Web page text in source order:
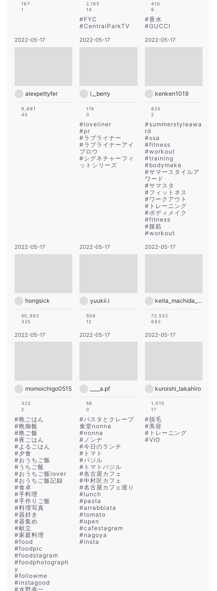
167
1
2,185
14
#FYC
#CentralParkTV
410
6
#香水
#GUCCI
2022-05-17
alexpettyfer
9,881
40
2022-05-17
i__berry
174
0
#loveliner
#pr
#ラブライナー
#ラブライナーアイ
ブロウ
#シグネチャーフィ
ットシリーズ
2022-05-17
kenken1019
825
2
#summerstyleawa
rd
#ssa
#fitness
#workout
#training
#bodymake
#サマースタイルア
ワード
#サマスタ
#フィットネス
#ワークアウト
# トレーニング
#ボディメイク
#fitness
#腹筋
#workout
2022-05-17
hongsick
50,982
325
2022-05-17
yuukii.i
506
12
2022-05-17
keita_machida_official
72,532
692
2022-05-17
momoichigo0515
323
2
#晩ごはん
#晩御飯
#晩ご飯
#夜ごはん
# よるごはん
#夕食
#おうちご飯
# うちご飯
#おうちご飯lover
#おうちご飯記録
#食卓
#手料理
#手作りご飯
#料理写真
#器好き
#器集め
#献立
#家庭料理
#food
#foodpic
#foodstagram
#foodphotograph
y
#followme
#instagood
#水野幸一
2022-05-17
____a.pf
56
0
#パスタとクレープ
食堂nonna
#nonna
# ノンナ
#今日のランチ
# トマト
#バジル
# トマトバジル
#名古屋カフェ
#中村区カフェ
#名古屋カフェ巡り
#lunch
#pasta
#arrabbiata
#tomato
#open
#cafestagram
#nagoya
#insta
2022-05-17
kuroishi_takahiro
1,010
17
#脱毛
#美容
# トレーニング
#VIO